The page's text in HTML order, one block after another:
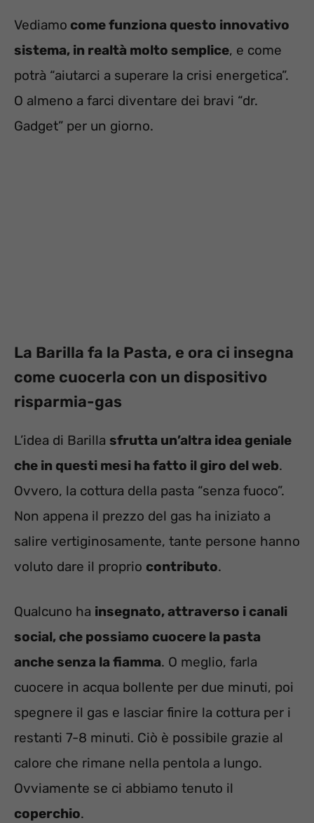
Vediamo come funziona questo innovativo
sistema, in realtà molto semplice, e come
potrà “aiutarci a superare la crisi energetica”.
O almeno a farci diventare dei bravi “dr.
Gadget” per un giorno.
La Barilla fa la Pasta, e ora ci insegna
come cuocerla con un dispositivo
risparmia-gas
L’idea di Barilla sfrutta un’altra idea geniale
che in questi mesi ha fatto il giro del web.
Ovvero, la cottura della pasta “senza fuoco”.
Non appena il prezzo del gas ha iniziato a
salire vertiginosamente, tante persone hanno
voluto dare il proprio contributo.
Qualcuno ha insegnato, attraverso i canali
social, che possiamo cuocere la pasta
anche senza la fiamma. O meglio, farla
cuocere in acqua bollente per due minuti, poi
spegnere il gas e lasciar finire la cottura per i
restanti 7-8 minuti. Ciò è possibile grazie al
calore che rimane nella pentola a lungo.
Ovviamente se ci abbiamo tenuto il
coperchio.